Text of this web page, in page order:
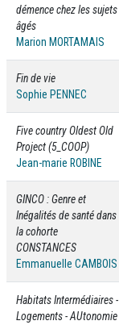
démence chez les sujets
âgés
Marion MORTAMAIS
Fin de vie
Sophie PENNEC
Five country Oldest Old
Project (5_COOP)
Jean-marie ROBINE
GINCO : Genre et
Inégalités de santé dans
la cohorte
CONSTANCES
Emmanuelle CAMBOIS
Habitats Intermédiaires -
Logements - AUtonomie